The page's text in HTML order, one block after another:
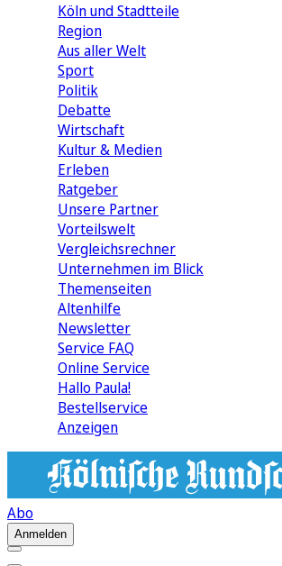
Köln und Stadtteile
Region
Aus aller Welt
Sport
Politik
Debatte
Wirtschaft
Kultur & Medien
Erleben
Ratgeber
Unsere Partner
Vorteilswelt
Vergleichsrechner
Unternehmen im Blick
Themenseiten
Altenhilfe
Newsletter
Service FAQ
Online Service
Hallo Paula!
Bestellservice
Anzeigen
Abo
Anmelden